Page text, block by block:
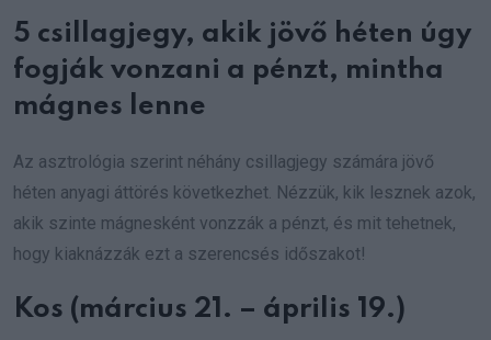
5 csillagjegy, akik jövő héten úgy
fogják vonzani a pénzt, mintha
mágnes lenne
Az asztrológia szerint néhány csillagjegy számára jövő
héten anyagi áttörés következhet. Nézzük, kik lesznek azok,
akik szinte mágnesként vonzzák a pénzt, és mit tehetnek,
hogy kiaknázzák ezt a szerencsés időszakot!
Kos (március 21. – április 19.)